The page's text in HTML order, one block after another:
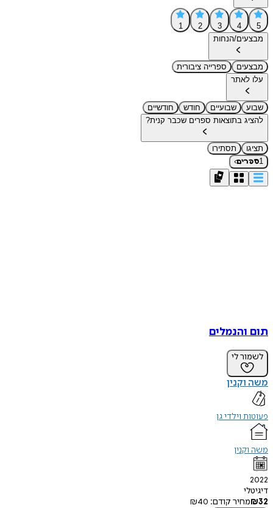
5
4
3
2
1
מבצעים/הנחות
מבצעים
ספרייה ציבורית
עלו לאתר
שבוע שבועיים חודש
חודשיים
להציג בתוצאות ספרים שכבר קנית?
תציגו
תסתירו
1ספרים›
תום והנמלים
לשמור לי
משה וקנין
פעוטות וילדי גן
משה וקנין
2022
דיגיטלי
₪32 מחיר קודם: ₪40